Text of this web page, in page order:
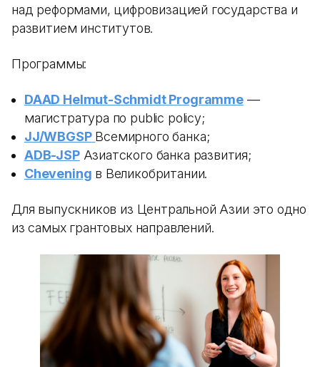
над реформами, цифровизацией государства и
развитием институтов.
Программы:
DAAD Helmut-Schmidt Programme—
магистратура по public policy;
JJ/WBGSP Всемирного банка;
ADB-JSPАзиатского банка развития;
Chevening в Великобритании.
Для выпускников из Центральной Азии это одно
из самых грантовых направлений.